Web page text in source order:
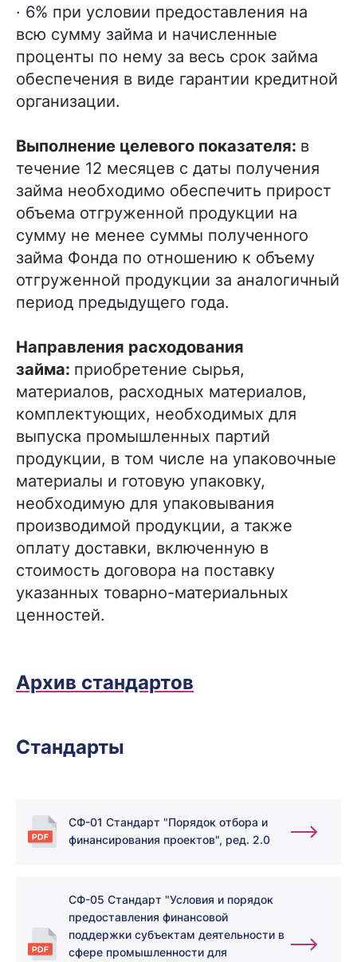
· 6% при условии предоставления на
всю сумму займа и начисленные
проценты по нему за весь срок займа
обеспечения в виде гарантии кредитной
организации.
Выполнение целевого показателя: в
течение 12 месяцев с даты получения
займа необходимо обеспечить прирост
объема отгруженной продукции на
сумму не менее суммы полученного
займа Фонда по отношению к объему
отгруженной продукции за аналогичный
период предыдущего года.
Направления расходования
займа: приобретение сырья,
материалов, расходных материалов,
комплектующих, необходимых для
выпуска промышленных партий
продукции, в том числе на упаковочные
материалы и готовую упаковку,
необходимую для упаковывания
производимой продукции, а также
оплату доставки, включенную в
стоимость договора на поставку
указанных товарно-материальных
ценностей.
Архив стандартов
Стандарты
СФ-01 Стандарт "Порядок отбора и
финансирования проектов", ред. 2.0
СФ-05 Стандарт "Условия и порядок
предоставления финансовой
поддержки субъектам деятельности в
сфере промышленности для